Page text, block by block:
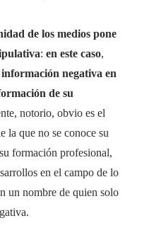
de los medios pone
: en este caso,
negativa en
de su
notorio, obvio es el
la que no se conoce su
formación profesional,
en el campo de lo
un nombre de quien solo